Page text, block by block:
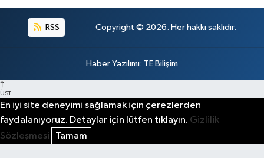
RSS Copyright © 2026. Her hakkı saklıdır.
Haber Yazılımı: TE Bilişim
ÜST
En iyi site deneyimi sağlamak için çerezlerden
faydalanıyoruz. Detaylar için lütfen tıklayın. Gizlilik
Sözleşmesi
Tamam